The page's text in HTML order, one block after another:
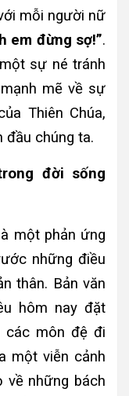
mỗi người nữ
em đừng sợ!”.
sự né tránh
mẽ về sự
Thiên Chúa,
chúng ta.
đời sống
một phản ứng
những điều
thân. Bản văn
hôm nay đặt
các môn đệ đi
một viễn cảnh
về những bách